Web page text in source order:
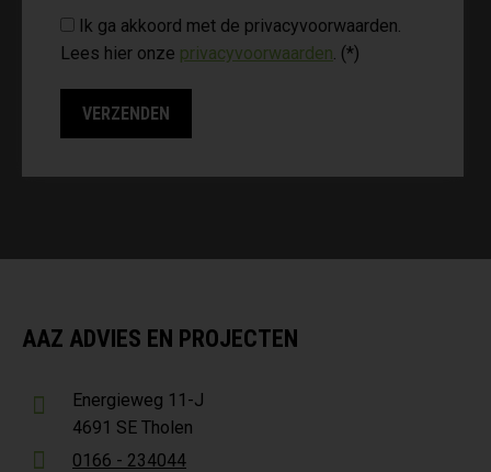
Ik ga akkoord met de privacyvoorwaarden.
Lees hier onze privacyvoorwaarden. (*)
AAZ ADVIES EN PROJECTEN
Energieweg 11-J
4691 SE Tholen
0166 - 234044